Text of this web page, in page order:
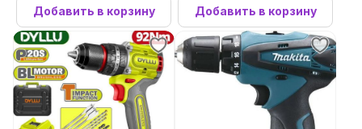
Добавить в корзину Добавить в корзину